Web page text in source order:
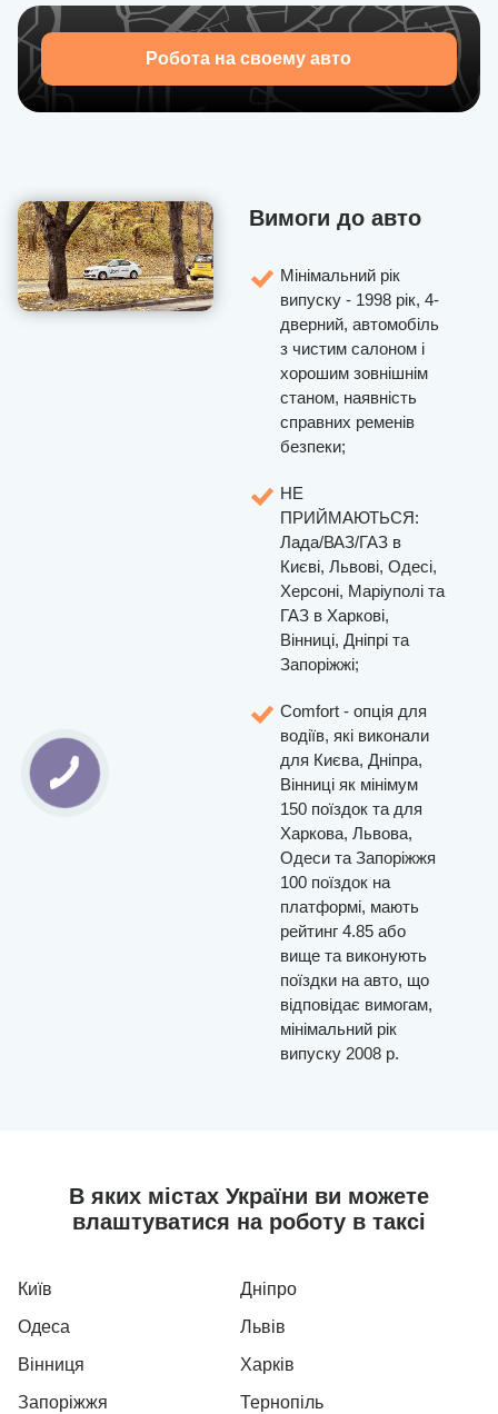
Робота на своему авто
Вимоги до авто
Мінімальний рік
випуску - 1998 рік, 4-
дверний, автомобіль
з чистим салоном і
хорошим зовнішнім
станом, наявність
справних ременів
безпеки;
НЕ
ПРИЙМАЮТЬСЯ:
Лада/ВАЗ/ГАЗ в
Києві, Львові, Одесі,
Херсоні, Маріуполі та
ГАЗ в Харкові,
Вінниці, Дніпрі та
Запоріжжі;
Comfort - опція для
водіїв, які виконали
для Києва, Дніпра,
Вінниці як мінімум
150 поїздок та для
Харкова, Львова,
Одеси та Запоріжжя
100 поїздок на
платформі, мають
рейтинг 4.85 або
вище та виконують
поїздки на авто, що
відповідає вимогам,
мінімальний рік
випуску 2008 р.
В яких містах України ви можете
влаштуватися на роботу в таксі
Київ
Дніпро
Одеса
Львів
Вінниця
Харків
Запоріжжя
Тернопіль